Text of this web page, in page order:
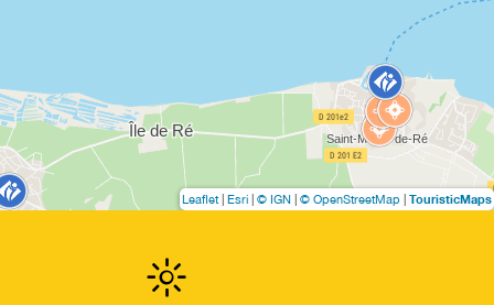
Leaflet| Esri © IGN © OpenStreetMap TouristicMaps